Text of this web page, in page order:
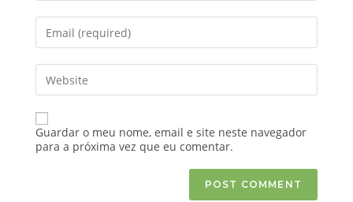
Guardar o meu nome, email e site neste navegador
para a próxima vez que eu comentar.